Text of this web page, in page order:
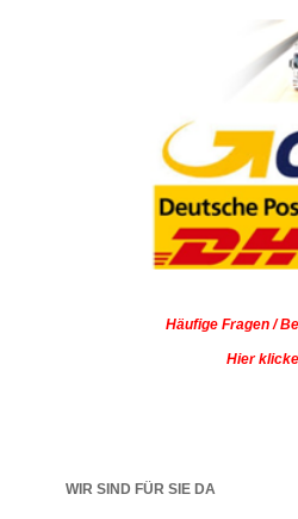
Häufige Fragen /
Hier
WIR SIND FÜR SIE DA